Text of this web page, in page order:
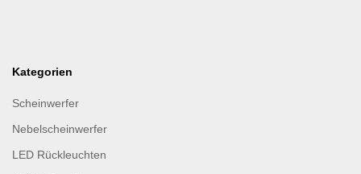
Kategorien
Scheinwerfer
Nebelscheinwerfer
LED Rückleuchten